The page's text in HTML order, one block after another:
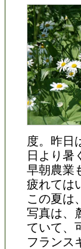
度。昨日
日より暑
早朝農業
疲れては
この夏は
写真は、
ていて、
フランス